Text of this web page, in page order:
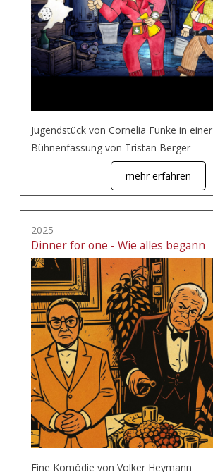
Jugendstück von Cornelia Funke in einer
Bühnenfassung von Tristan Berger
mehr erfahren
2025
Dinner for one - Wie alles begann
Eine Komödie von Volker Heymann